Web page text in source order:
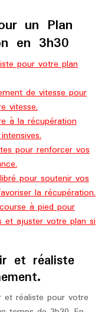
un Plan
en 3h30
pour votre plan
de vitesse pour
vitesse.
à la récupération
pour renforcer vos
pour soutenir vos
la récupération.
à pied pour
et ajuster votre plan si
et réaliste
réaliste pour votre